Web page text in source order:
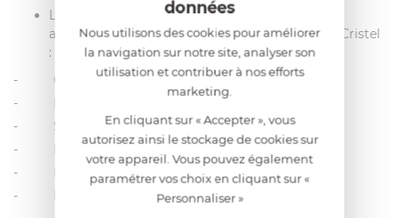
Les caractéristiques de la poignée zenith est
adaptable sur toutes les collections amovibles Cristel
:
- Corps en résine thermo-durcie (bakélite)
- Mécanisme inox
- Sécurité et fiabilité
- Passe au lave-vaisselle
- Multiples coloris
- Fabrication française
données
Nous utilisons des cookies pour améliorer
la navigation sur notre site, analyser son
utilisation et contribuer à nos efforts
marketing.
En cliquant sur « Accepter », vous
autorisez ainsi le stockage de cookies sur
votre appareil. Vous pouvez également
paramétrer vos choix en cliquant sur «
Personnaliser »